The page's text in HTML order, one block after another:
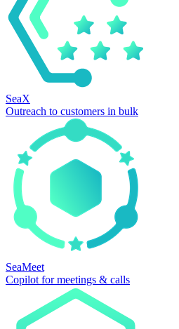
SeaX
Outreach to customers in bulk
SeaMeet
Copilot for meetings & calls